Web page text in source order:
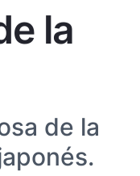
la
de la